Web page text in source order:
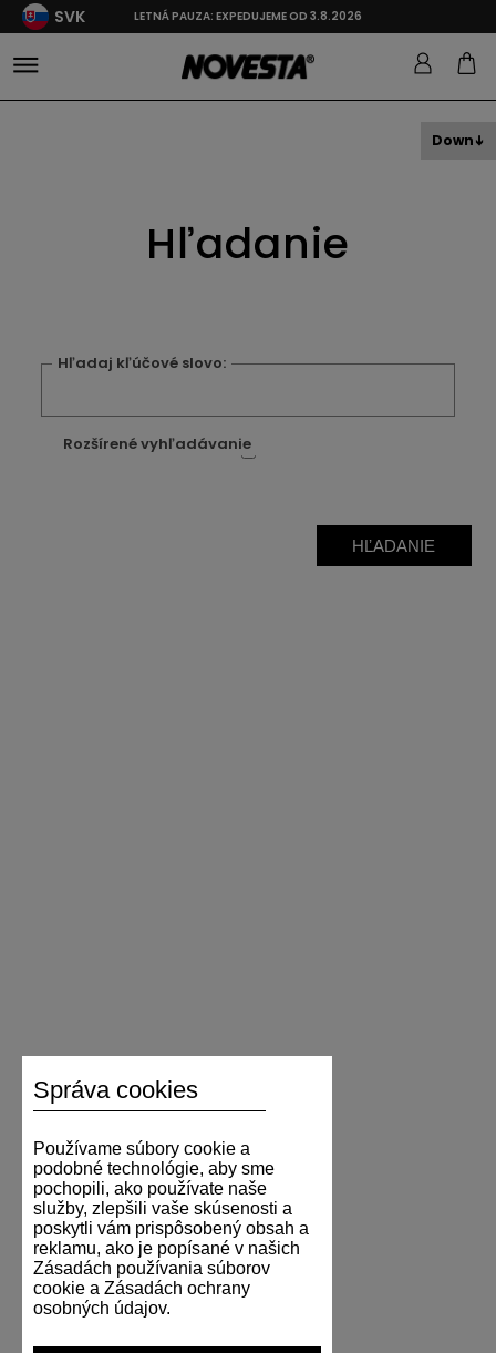
SVK LETNÁ PAUZA: EXPEDUJEME OD 3.8.2026
Hľadanie
Hľadaj kľúčové slovo:
Rozšírené vyhľadávanie
HĽADANIE
Správa cookies
Používame súbory cookie a
podobné technológie, aby sme
pochopili, ako používate naše
služby, zlepšili vaše skúsenosti a
poskytli vám prispôsobený obsah a
reklamu, ako je popísané v našich
Zásadách používania súborov
cookie a Zásadách ochrany
osobných údajov.
Down